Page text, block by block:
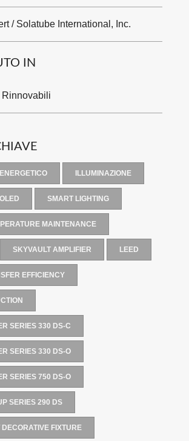
/ Solatube International, Inc.
IN
Rinnovabili
ILLUMINAZIONE
OLED SMART LIGHTING
MAINTENANCE
SKYVAULT AMPLIFIER LEED
EFFICIENCY
SERIES 330 DS-C
SERIES 330 DS-O
SERIES 750 DS-O
SERIES 290 DS
FIXTURE